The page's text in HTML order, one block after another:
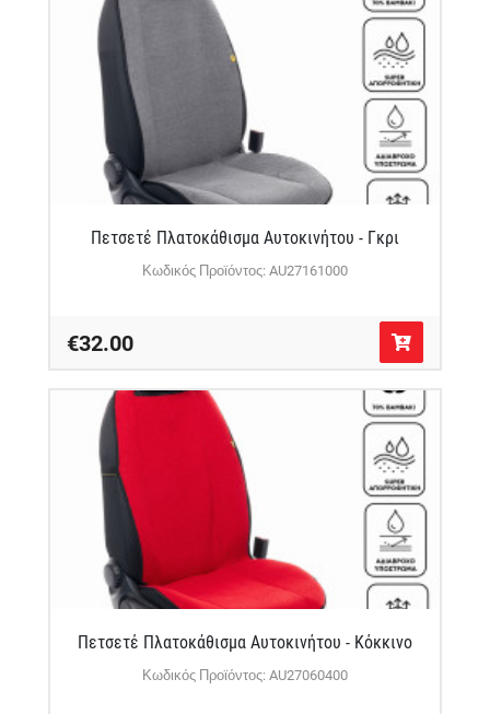
Πετσετέ Πλατοκάθισμα Αυτοκινήτου - Γκρι
Κωδικός Προϊόντος: AU27161000
€32.00
Πετσετέ Πλατοκάθισμα Αυτοκινήτου - Κόκκινο
Κωδικός Προϊόντος: AU27060400